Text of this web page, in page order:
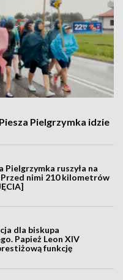
Pielgrzymka idzie
Pielgrzymka ruszyła na
nimi 210 kilometrów
dla biskupa
Papież Leon XIV
funkcję